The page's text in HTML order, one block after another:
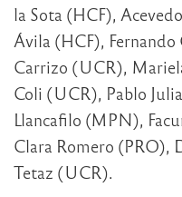
la Sota (HCF),
Ávila (HCF),
Carrizo (UCR),
Coli (UCR), Pablo
Llancafilo (MPN),
Clara Romero (PRO),
Tetaz (UCR).